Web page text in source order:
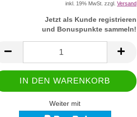
inkl. 19% MwSt. zzgl. Versand
Jetzt als Kunde registrieren
und Bonuspunkte sammeln!
Weiter mit